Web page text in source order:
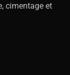
cimentage et